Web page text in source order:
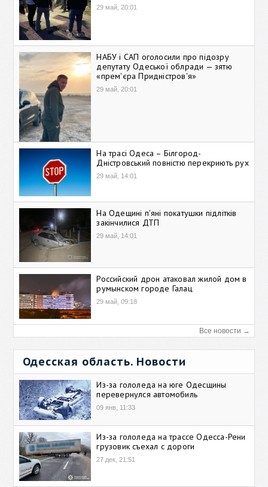
29 май, 20:01
НАБУ і САП оголосили про підозру
депутату Одеської облради — зятю
«прем'єра Придністров'я»
29 май, 20:01
На трасі Одеса – Білгород-
Дністровський повністю перекриють рух
29 май, 14:01
На Одещині п'яні покатушки підлітків
закінчилися ДТП
29 май, 14:01
Российский дрон атаковал жилой дом в
румынском городе Галац
29 май, 09:18
Все новости →
Одесская область. Новости
Из-за гололеда на юге Одесщины
перевернулся автомобиль
09 янв, 11:33
Из-за гололеда на трассе Одесса-Рени
грузовик съехал с дороги
27 дек, 21:51